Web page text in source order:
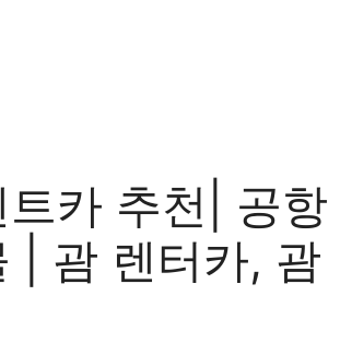
카 추천| 공항
| 괌 렌터카, 괌